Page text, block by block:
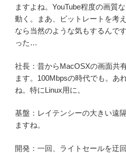
ますよね。YouTube程度の画質
動く。まあ、ビットレートを考
なら当然のような気もするんで
った…
社長：昔からMacOSXの画面共
ます。100Mbpsの時代でも。あ
ね。特にLinux用に。
基盤：レイテンシーの大きい遠
ますね。
開発：一回、ライトセールを迂